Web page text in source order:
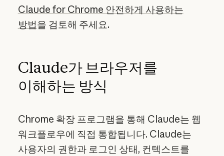
Claude for Chrome 안전하게 사용하는
방법을 검토해 주세요.
Claude가 브라우저를
이해하는 방식
Chrome 확장 프로그램을 통해 Claude는 웹
워크플로우에 직접 통합됩니다. Claude는
사용자의 권한과 로그인 상태, 컨텍스트를